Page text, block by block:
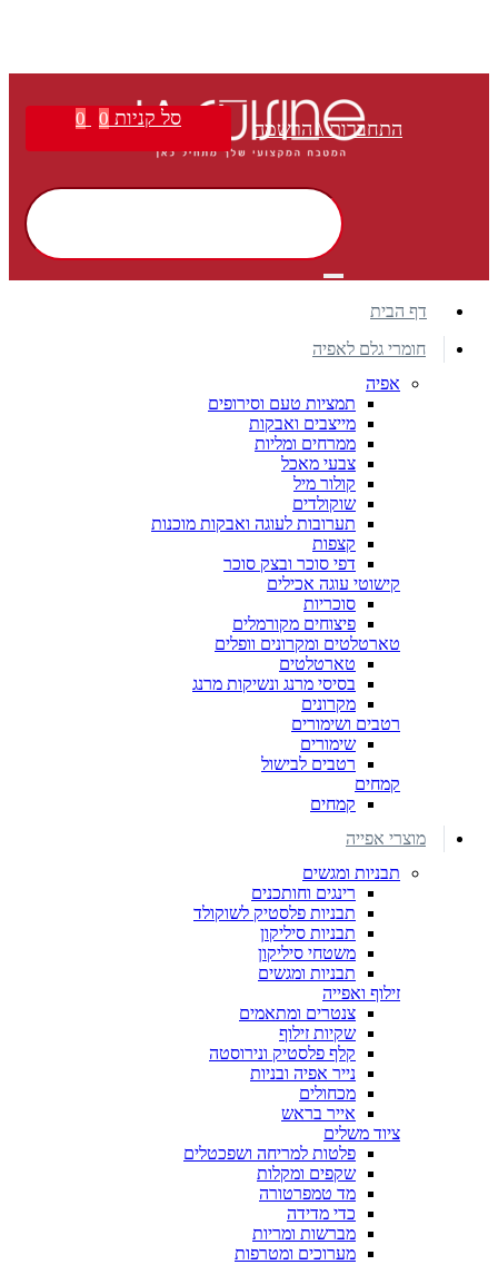
התחברות \ הרשמה סל קניות 0
0
דף הבית
חומרי גלם לאפיה
אפיה
תמציות טעם וסירופים
מייצבים ואבקות
ממרחים ומליות
צבעי מאכל
קולור מיל
שוקולדים
תערובות לעוגה ואבקות מוכנות
קצפות
דפי סוכר ובצק סוכר
קישוטי עוגה אכילים
סוכריות
פיצוחים מקורמלים
טארטלטים ומקרונים וופלים
טארטלטים
בסיסי מרנג ונשיקות מרנג
מקרונים
רטבים ושימורים
שימורים
רטבים לבישול
קמחים
קמחים
מוצרי אפייה
תבניות ומגשים
רינגים וחותכנים
תבניות פלסטיק לשוקולד
תבניות סיליקון
משטחי סיליקון
תבניות ומגשים
זילוף ואפייה
צנטרים ומתאמים
שקיות זילוף
קלף פלסטיק ונירוסטה
נייר אפיה ובניות
מכחולים
אייר בראש
ציוד משלים
פלטות למריחה ושפכטלים
שקפים ומקלות
מד טמפרטורה
כדי מדידה
מברשות ומריות
מערוכים ומטרפות